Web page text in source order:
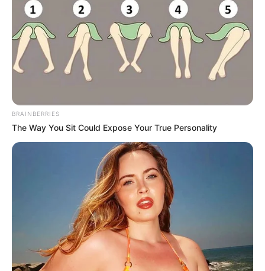
ΣΠΑΜΕ ΤΟ ΜΑΤΡΙΞ – ΤΟ ΒΙΒΛΙΟ
BRAINBERRIES
The Way You Sit Could Expose Your True Personality